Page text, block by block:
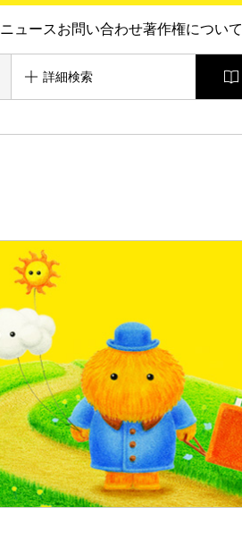
ニュースお問い合わせ著作権について
詳細検索